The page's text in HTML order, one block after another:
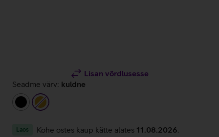
Lisan võrdlusesse
Seadme värv: kuldne
mustkuldne
Laos Kohe ostes kaup kätte alates 11.08.2026